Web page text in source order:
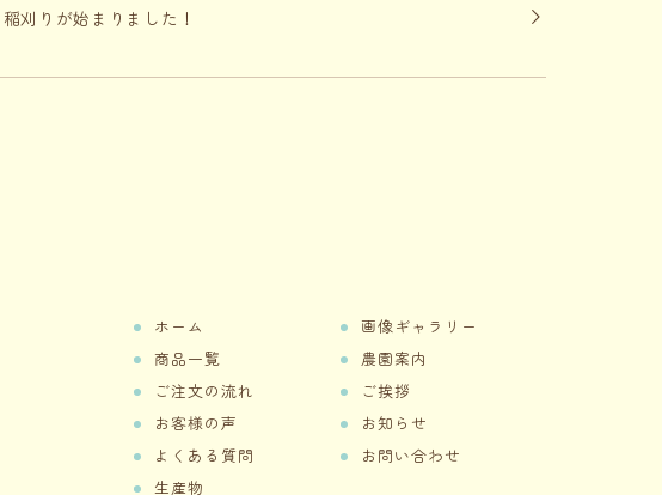
刈りが始まりました！
ホーム
商品一覧
ご注文の流れ
お客様の声
よくある質問
生産物
画像ギャラリー
農園案内
ご挨拶
お知らせ
お問い合わせ